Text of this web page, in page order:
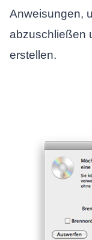
Anweisungen,
abzuschließen
erstellen.